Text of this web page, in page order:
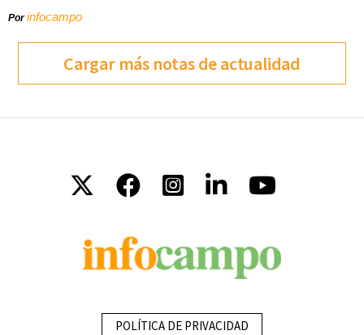
Porinfocampo
Cargar más notas de actualidad
POLÍTICA DE PRIVACIDAD